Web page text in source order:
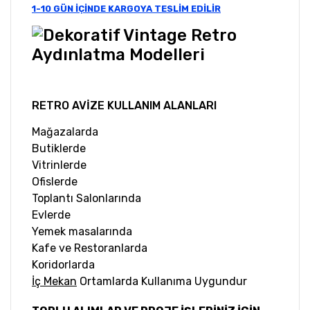
1-10 GÜN İÇİNDE KARGOYA TESLİM EDİLİR
RETRO AVİZE KULLANIM ALANLARI
Mağazalarda
Butiklerde
Vitrinlerde
Ofislerde
Toplantı Salonlarında
Evlerde
Yemek masalarında
Kafe ve Restoranlarda
Koridorlarda
İç Mekan Ortamlarda Kullanıma Uygundur